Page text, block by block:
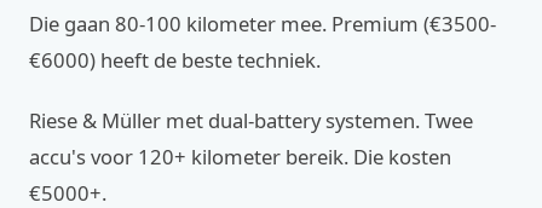
Die gaan 80-100 kilometer mee. Premium (€3500-
€6000) heeft de beste techniek.
Riese & Müller met dual-battery systemen. Twee
accu's voor 120+ kilometer bereik. Die kosten
€5000+.